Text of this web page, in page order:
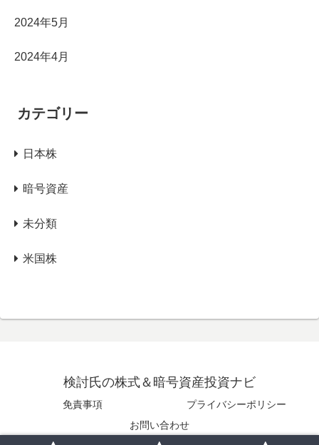
2024年5月
2024年4月
カテゴリー
日本株
暗号資産
未分類
米国株
検討氏の株式＆暗号資産投資ナビ
免責事項
プライバシーポリシー
お問い合わせ